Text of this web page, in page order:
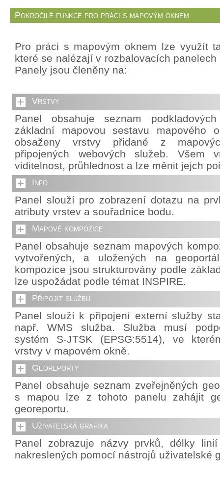
Pokročilé funkce pro práci s mapovým oknem
Pro práci s mapovým oknem lze využít
které se nalézají v rozbalovacích
Panely jsou členěny na:
Vrstvy
Panel obsahuje seznam
základní mapovou sestavu mapového
obsaženy vrstvy přidané z
připojených webových služeb. Všem
viditelnost, průhlednost a lze měnit jejch
Info
Panel slouží pro zobrazení dotazu na
atributy vrstev a souřadnice bodu.
Mapové kompozice
Panel obsahuje seznam mapových
vytvořených, a uložených na
kompozice jsou strukturovány podle
lze uspožádat podle témat INSPIRE.
Připojit službu
Panel slouží k připojení externí služby
např. WMS služba. Služba musí
systém S-JTSK (EPSG:5514), ve
vrstvy v mapovém okně.
Georeporty
Panel obsahuje seznam zveřejněných
s mapou lze z tohoto panelu zahájit
georeportu.
Uživatelská grafika
Panel zobrazuje názvy prvků, délky
nakreslených pomocí nástrojů uživatelské